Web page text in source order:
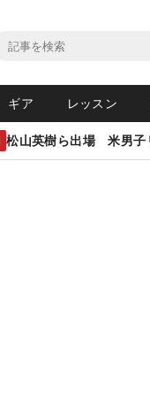
ギア レッスン
松山英樹ら出場 米男子